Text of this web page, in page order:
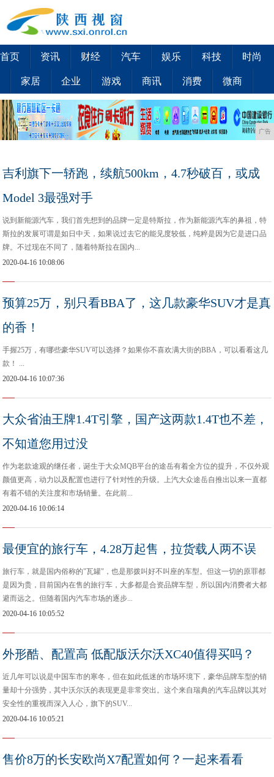
首页 资讯 财经 汽车 娱乐 科技 时尚
家居 企业 游戏 商讯 消费 微商
广告
吉利旗下一轿跑，续航500km，4.7秒破百，或成
Model 3最强对手
说到新能源汽车，我们首先想到的品牌一定是特斯拉，作为新能源汽车的鼻祖，特
斯拉的发展可谓是如日中天，如果说过去它的能见度较低，纯粹是因为它是进口品
牌。不过现在不同了，随着特斯拉在国内...
2020-04-16 10:08:06
预算25万，别只看BBA了，这几款豪华SUV才是真
的香！
手握25万，有哪些豪华SUV可以选择？如果你不喜欢满大街的BBA，可以看看这几
款！ ...
2020-04-16 10:07:36
大众省油王牌1.4T引擎，国产这两款1.4T也不差，
不知道您用过没
作为老款途观的继任者，诞生于大众MQB平台的途岳有着全方位的提升，不仅外观
颜值更高，动力以及配置也进行了针对性的升级。上汽大众途岳自推出以来一直都
有着不错的关注度和市场销量。在此前...
2020-04-16 10:06:14
最便宜的旅行车，4.28万起售，拉货载人两不误
旅行车，就是国内俗称的"瓦罐"，也是那拨叫好不叫座的车型。但这一切的原罪都
是因为贵，目前国内在售的旅行车，大多都是合资品牌车型，所以国内消费者大都
避而远之。但随着国内汽车市场的逐步...
2020-04-16 10:05:52
外形酷、配置高 低配版沃尔沃XC40值得买吗？
近几年可以说是中国车市的寒冬，但在如此低迷的市场环境下，豪华品牌车型的销
量却十分强势，其中沃尔沃的表现更是非常突出。这个来自瑞典的汽车品牌以其对
安全性的重视而深入人心，旗下的SUV...
2020-04-16 10:05:21
售价8万的长安欧尚X7配置如何？一起来看看